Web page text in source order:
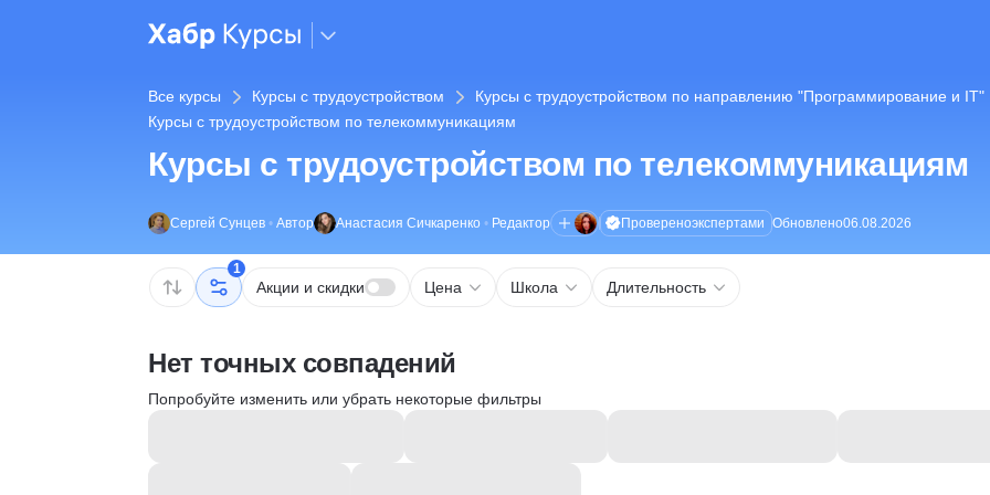
Все курсы Курсы с трудоустройством
Курсы с трудоустройством по направлению "Программирование и IT"
Курсы с трудоустройством по телекоммуникациям
Курсы с трудоустройством по телекоммуникациям
Сергей Сунцев • Автор Анастасия Сичкаренко • Редактор Провереноэкспертами Обновлено06.08.2026
1
Акции и скидки Цена Школа Длительность
Нет точных совпадений
Попробуйте изменить или убрать некоторые фильтры